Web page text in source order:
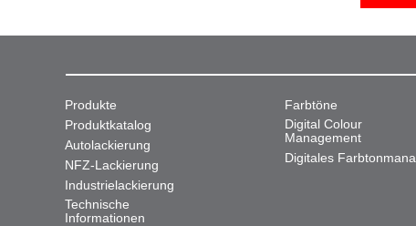
Produkte
Produktkatalog
Autolackierung
NFZ-Lackierung
Industrielackierung
Technische
Informationen
Farbtöne
Digital Colour
Management
Digitales